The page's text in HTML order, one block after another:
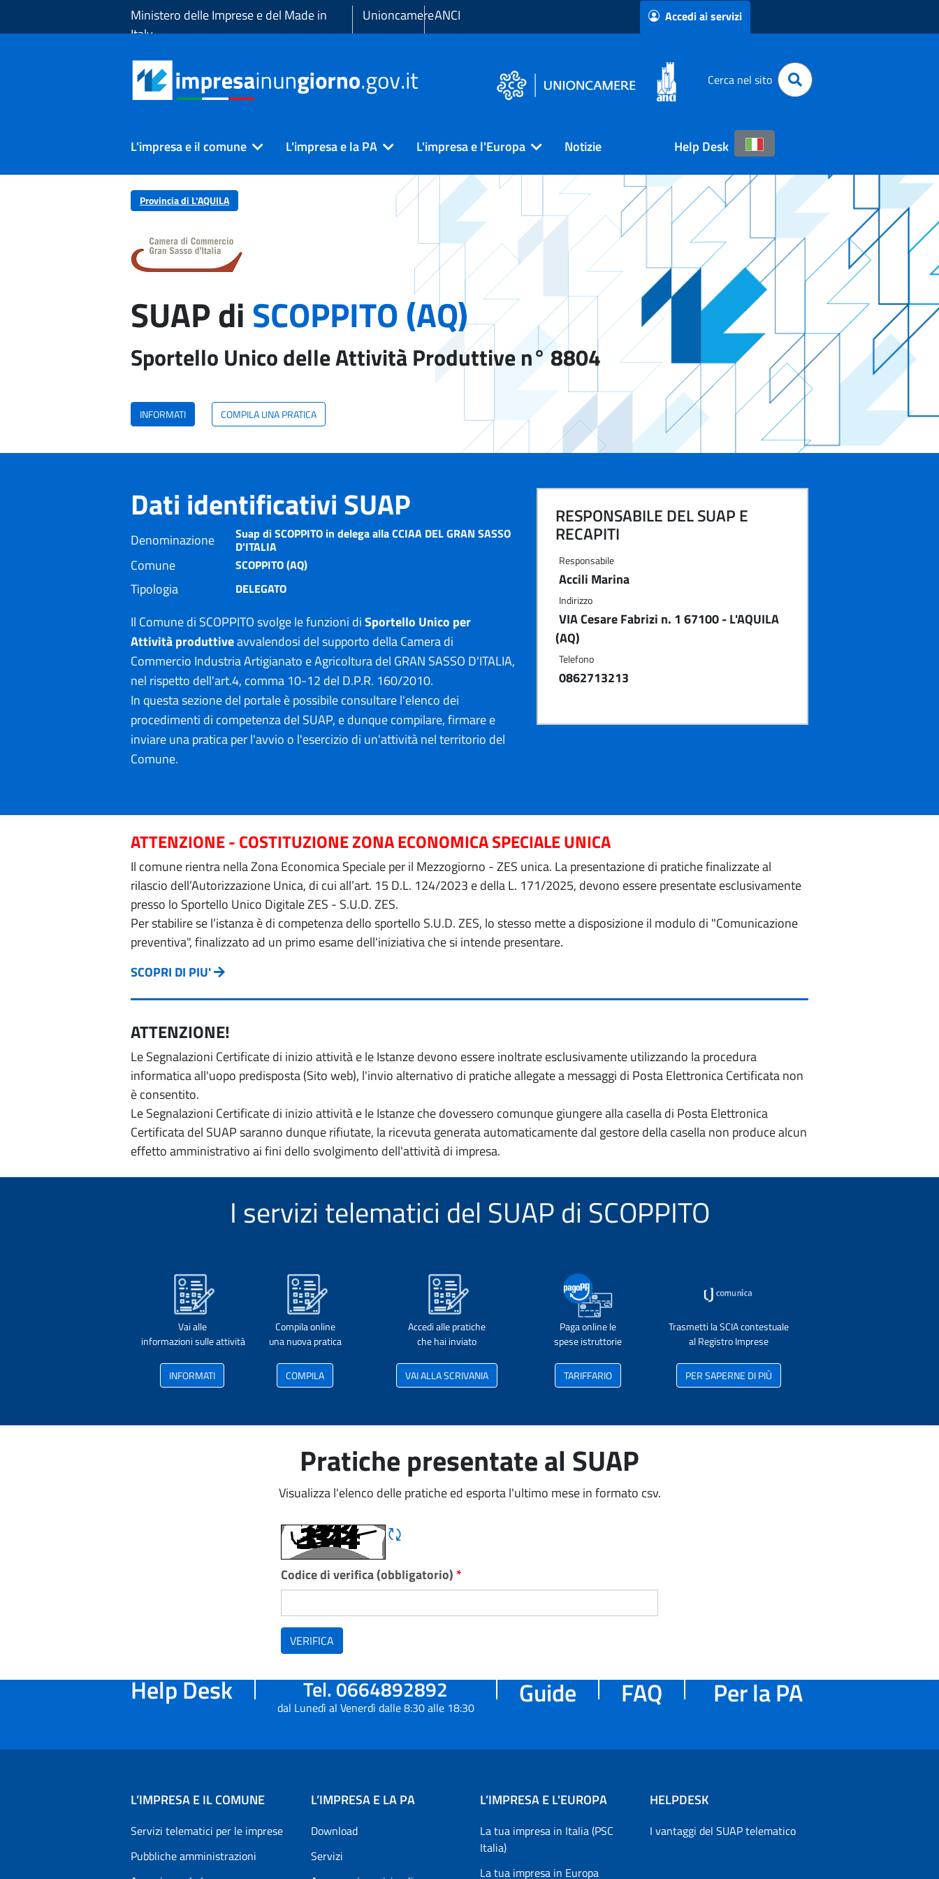
Ministero delle Imprese e del Made in
Italy
UnioncamereANCI Accedi ai servizi
Cerca nel sito
L'impresa e il comune L'impresa e la PA L'impresa e l'Europa Notizie Help Desk
Provincia di L'AQUILA
SUAP diSCOPPITO (AQ)
Sportello Unico delle Attività Produttive n° 8804
INFORMATI COMPILA UNA PRATICA
Dati identificativi SUAP
Denominazione Suap di SCOPPITO in delega alla CCIAA DEL GRAN SASSO
D'ITALIA
Comune SCOPPITO (AQ)
Tipologia DELEGATO
Il Comune di SCOPPITO svolge le funzioni diSportello Unico per
Attività produttiveavvalendosi del supporto della Camera di
Commercio Industria Artigianato e Agricoltura del GRAN SASSO D'ITALIA,
nel rispetto dell'art.4, comma 10-12 del D.P.R. 160/2010.
In questa sezione del portale è possibile consultare l'elenco dei
procedimenti di competenza del SUAP, e dunque compilare, firmare e
inviare una pratica per l'avvio o l'esercizio di un'attività nel territorio del
Comune.
RESPONSABILE DEL SUAP E
RECAPITI
Responsabile
Accili Marina
Indirizzo
VIA Cesare Fabrizi n. 1 67100 - L'AQUILA
(AQ)
Telefono
0862713213
ATTENZIONE - COSTITUZIONE ZONA ECONOMICA SPECIALE UNICA
Il comune rientra nella Zona Economica Speciale per il Mezzogiorno - ZES unica. La presentazione di pratiche finalizzate al
rilascio dell’Autorizzazione Unica, di cui all’art. 15 D.L. 124/2023 e della L. 171/2025, devono essere presentate esclusivamente
presso lo Sportello Unico Digitale ZES - S.U.D. ZES.
Per stabilire se l’istanza è di competenza dello sportello S.U.D. ZES, lo stesso mette a disposizione il modulo di "Comunicazione
preventiva", finalizzato ad un primo esame dell'iniziativa che si intende presentare.
SCOPRI DI PIU'
ATTENZIONE!
Le Segnalazioni Certificate di inizio attività e le Istanze devono essere inoltrate esclusivamente utilizzando la procedura
informatica all'uopo predisposta (Sito web), l'invio alternativo di pratiche allegate a messaggi di Posta Elettronica Certificata non
è consentito.
Le Segnalazioni Certificate di inizio attività e le Istanze che dovessero comunque giungere alla casella di Posta Elettronica
Certificata del SUAP saranno dunque rifiutate, la ricevuta generata automaticamente dal gestore della casella non produce alcun
effetto amministrativo ai fini dello svolgimento dell'attività di impresa.
I servizi telematici del SUAP di SCOPPITO
Vai alle
informazioni sulle attività
INFORMATI
Compila online
una nuova pratica
COMPILA
Accedi alle pratiche
che hai inviato
VAI ALLA SCRIVANIA
Paga online le
spese istruttorie
TARIFFARIO
Trasmetti la SCIA contestuale
al Registro Imprese
PER SAPERNE DI PIÙ
Pratiche presentate al SUAP
Visualizza l'elenco delle pratiche ed esporta l'ultimo mese in formato csv.
Rigene CAPTCHA
Codice di verifica (obbligatorio) *
VERIFICA
Help Desk Tel. 0664892892
dal Lunedì al Venerdì dalle 8:30 alle 18:30 Guide FAQ Per la PA
L’IMPRESA E IL COMUNE
Servizi telematici per le imprese
Pubbliche amministrazioni
L’IMPRESA E LA PA
Download
Servizi
L’IMPRESA E L'EUROPA
La tua impresa in Italia (PSC
Italia)
La tua impresa in Europa
HELPDESK
I vantaggi del SUAP telematico